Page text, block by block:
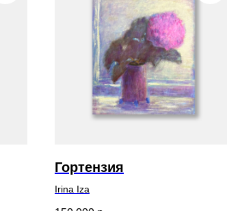
Гортензия
Irina Iza